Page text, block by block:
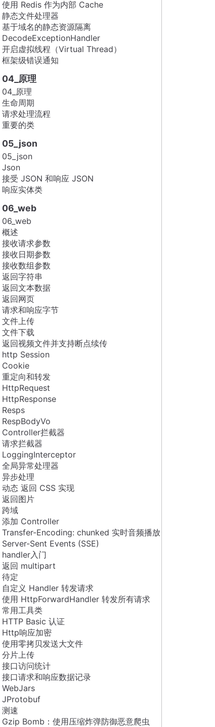
使用 Redis 作为内部 Cache
静态文件处理器
基于域名的静态资源隔离
DecodeExceptionHandler
开启虚拟线程（Virtual Thread）
框架级错误通知
04_原理
04_原理
生命周期
请求处理流程
重要的类
05_json
05_json
Json
接受 JSON 和响应 JSON
响应实体类
06_web
06_web
概述
接收请求参数
接收日期参数
接收数组参数
返回字符串
返回文本数据
返回网页
请求和响应字节
文件上传
文件下载
返回视频文件并支持断点续传
http Session
Cookie
重定向和转发
HttpRequest
HttpResponse
Resps
RespBodyVo
Controller拦截器
请求拦截器
LoggingInterceptor
全局异常处理器
异步处理
动态 返回 CSS 实现
返回图片
跨域
添加 Controller
Transfer-Encoding: chunked 实时音频播放
Server-Sent Events (SSE)
handler入门
返回 multipart
待定
自定义 Handler 转发请求
使用 HttpForwardHandler 转发所有请求
常用工具类
HTTP Basic 认证
Http响应加密
使用零拷贝发送大文件
分片上传
接口访问统计
接口请求和响应数据记录
WebJars
JProtobuf
测速
Gzip Bomb：使用压缩炸弹防御恶意爬虫